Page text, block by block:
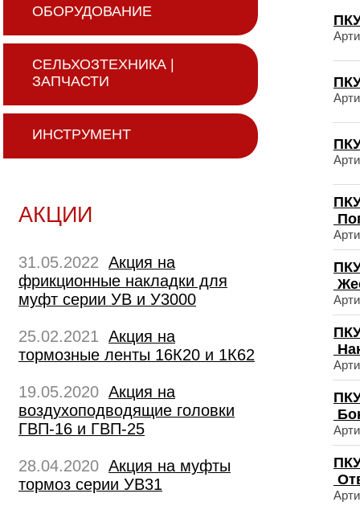
ОБОРУДОВАНИЕ
СЕЛЬХОЗТЕХНИКА |
ЗАПЧАСТИ
ИНСТРУМЕНТ
АКЦИИ
31.05.2022 Акция на
фрикционные накладки для
муфт серии УВ и У3000
25.02.2021 Акция на
тормозные ленты 16К20 и 1К62
19.05.2020 Акция на
воздухоподводящие головки
ГВП-16 и ГВП-25
28.04.2020 Акция на муфты
тормоз серии УВ31